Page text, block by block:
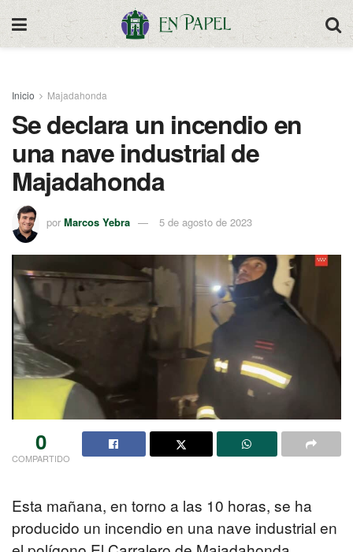
Inicio Majadahonda
Se declara un incendio en
una nave industrial de
Majadahonda
por Marcos Yebra 5 de agosto de 2023
0
COMPARTIDO
Esta mañana, en torno a las 10 horas, se ha
producido un incendio en una nave industrial en